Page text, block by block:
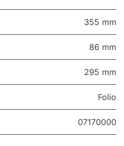
355 mm
86 mm
295 mm
Folio
07170000